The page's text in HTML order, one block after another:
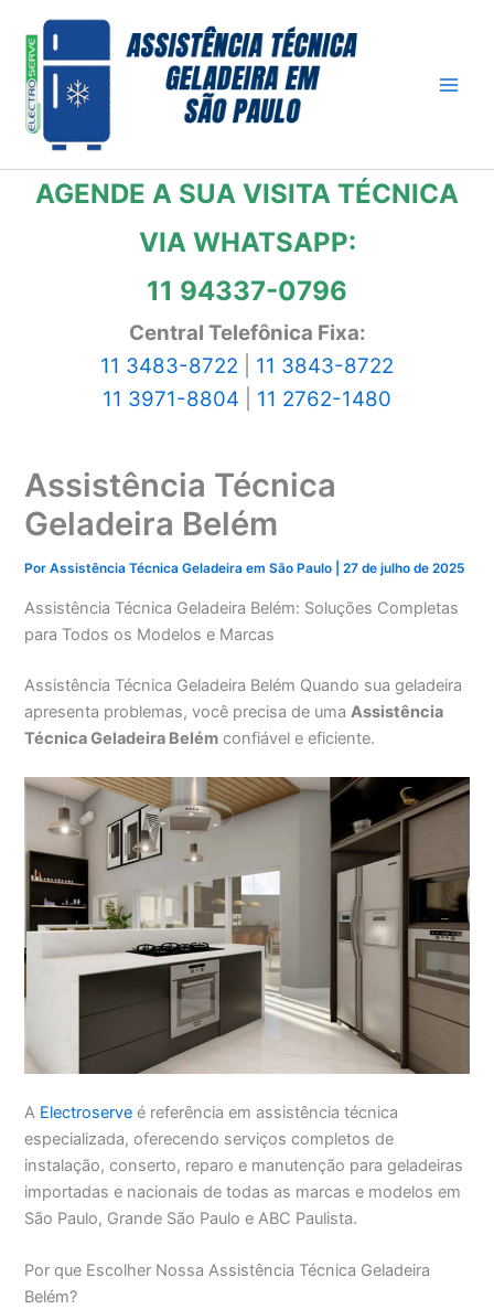
para
conteúdo
AGENDE A SUA VISITA TÉCNICA
VIA WHATSAPP:
11 94337-0796
Central Telefônica Fixa:
11 3483-8722
11 3843-8722
11 3971-8804
11 2762-1480
Assistência Técnica
Geladeira Belém
PorAssistência Técnica Geladeira em São Paulo |27 de julho de 2025
Assistência Técnica Geladeira Belém: Soluções Completas
para Todos os Modelos e Marcas
Assistência Técnica Geladeira Belém Quando sua geladeira
apresenta problemas, você precisa de umaAssistência
Técnica Geladeira Belém confiável e eficiente.
A Electroserve é referência em assistência técnica
especializada, oferecendo serviços completos de
instalação, conserto, reparo e manutenção para geladeiras
importadas e nacionais de todas as marcas e modelos em
São Paulo, Grande São Paulo e ABC Paulista.
Por que Escolher Nossa Assistência Técnica Geladeira
Belém?